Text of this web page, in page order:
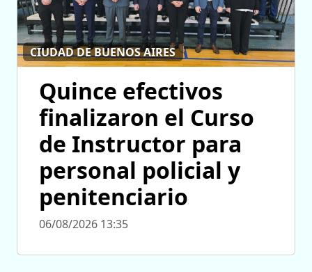
CIUDAD DE BUENOS AIRES
Quince efectivos
finalizaron el Curso
de Instructor para
personal policial y
penitenciario
06/08/2026 13:35